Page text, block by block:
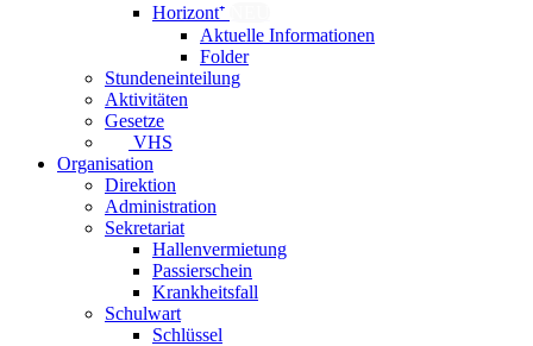
Horizont⁺
Aktuelle Informationen
Folder
Stundeneinteilung
Aktivitäten
Gesetze
VHS
Organisation
Direktion
Administration
Sekretariat
Hallenvermietung
Passierschein
Krankheitsfall
Schulwart
Schlüssel